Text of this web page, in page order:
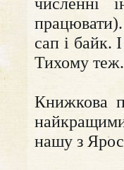
сап і байк.
Тихому
Книжкова
нашу з